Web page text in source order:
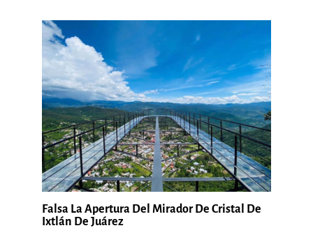
Falsa La Apertura Del Mirador De Cristal De
Ixtlán De Juárez